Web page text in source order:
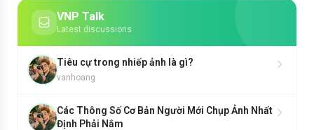
VNP Talk
Latest discussions
Tiêu cự trong nhiếp ảnh là gì?
vanhoang
Các Thông Số Cơ Bản Người Mới Chụp Ảnh Nhất
Định Phải Nắm